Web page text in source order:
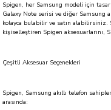
Spigen, her Samsung modeli için
Galaxy Note serisi ve diğer Samsung
kolayca bulabilir ve satın alabilirsiniz.
kişiselleştiren Spigen aksesuarlarını,
Çeşitli Aksesuar Seçenekleri
Spigen, Samsung akıllı telefon
arasında: